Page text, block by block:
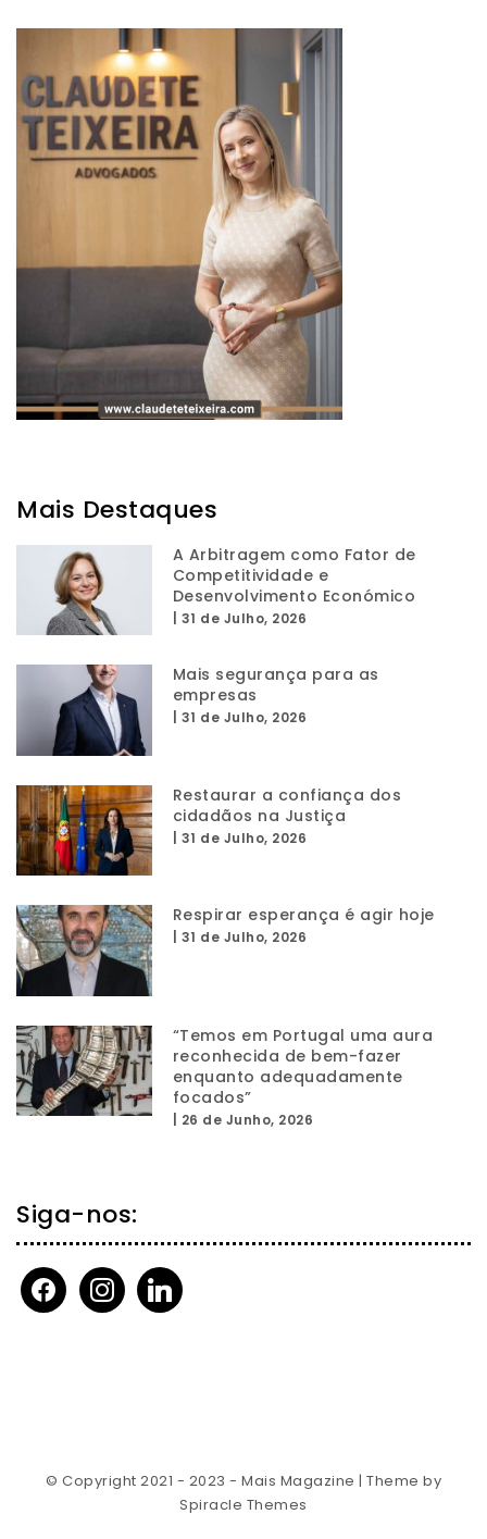
Mais Destaques
A Arbitragem como Fator de
Competitividade e
Desenvolvimento Económico
31 de Julho, 2026
Mais segurança para as
empresas
31 de Julho, 2026
Restaurar a confiança dos
cidadãos na Justiça
31 de Julho, 2026
Respirar esperança é agir hoje
31 de Julho, 2026
“Temos em Portugal uma aura
reconhecida de bem-fazer
enquanto adequadamente
focados”
26 de Junho, 2026
Siga-nos:
facebookinstagramlinkedin
© Copyright 2021 - 2023 - Mais Magazine | Theme by
Spiracle Themes